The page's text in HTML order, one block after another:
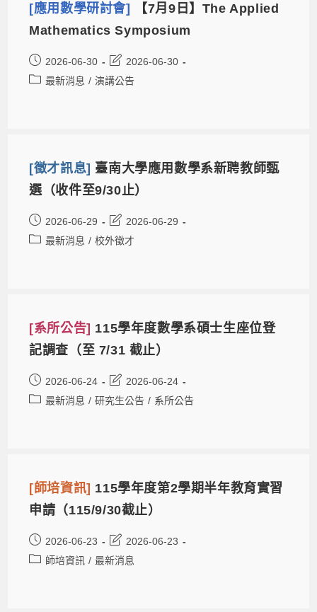
[應用數學研討會]
【7月9日】The Applied
Mathematics Symposium
2026-06-30
2026-06-30
最新消息 / 演講公告
[徵才訊息] 臺南大學應用數學系新聘教師甄
選（收件至9/30止）
2026-06-29
2026-06-29
最新消息 / 校外徵才
[系所公告] 115學年度數學系碩士生座位登
記調查（至 7/31 截止）
2026-06-24
2026-06-24
最新消息 / 研究生公告 / 系所公告
[師培資訊] 115學年度第2學期半年教育實習
申請（115/9/30截止）
2026-06-23
2026-06-23
師培資訊 / 最新消息